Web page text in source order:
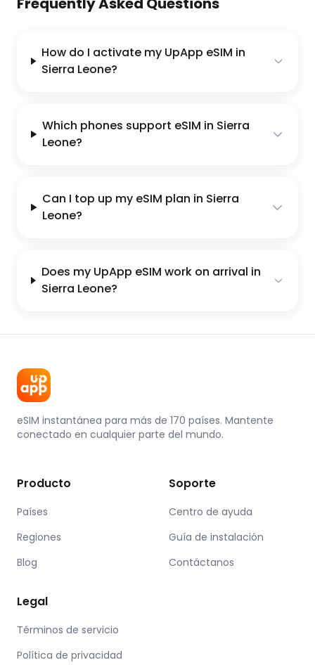
How do I activate my UpApp eSIM in
Sierra Leone?
Which phones support eSIM in Sierra
Leone?
Can I top up my eSIM plan in Sierra
Leone?
Does my UpApp eSIM work on arrival in
Sierra Leone?
eSIM instantánea para más de 170 países. Mantente
conectado en cualquier parte del mundo.
Producto
Países
Regiones
Blog
Soporte
Centro de ayuda
Guía de instalación
Contáctanos
Legal
Términos de servicio
Política de privacidad